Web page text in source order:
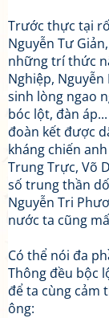
Trước thực tại
Nguyễn Tư
những trí thức
Nghiệp, Nguyễn
sinh lòng ngao
bóc lột, đàn
đoàn kết được
kháng chiến
Trung Trực, Võ
số trung thần
Nguyễn Tri
nước ta cũng
Có thể nói đa
Thông đều bộc
để ta cùng cảm
ông: